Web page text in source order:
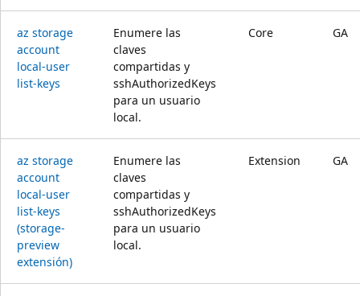
az storage
account
local-user
list-keys
Enumere las
claves
compartidas y
sshAuthorizedKeys
para un usuario
local.
Core GA
az storage
account
local-user
list-keys
(storage-
preview
extensión)
Enumere las
claves
compartidas y
sshAuthorizedKeys
para un usuario
local.
Extension GA